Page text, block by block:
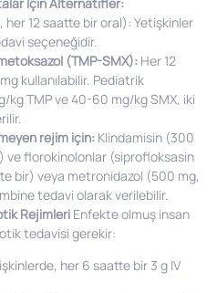
her 12 saatte bir oral): Yetişkinler
seçeneğidir.
(TMP-SMX): Her 12
kullanılabilir. Pediatrik
kg TMP ve 40-60 mg/kg SMX, iki
rejim için: Klindamisin (300
ve florokinolonlar (siprofloksasin
bir) veya metronidazol (500 mg,
tedavi olarak verilebilir.
Rejimleri Enfekte olmuş insan
tedavisi gerekir:
her 6 saatte bir 3 g IV